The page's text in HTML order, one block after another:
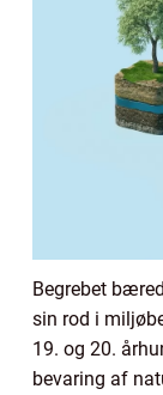
Begrebet
sin rod i
19. og 20.
bevaring af